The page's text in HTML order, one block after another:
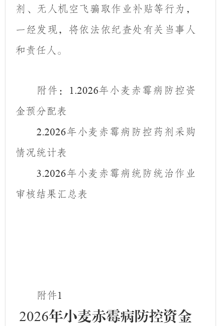
剂、无人机空飞骗取作业补贴等行为，
一经发现，将依法依纪查处有关当事人
和责任人。
附件 ： 1.2026年小麦赤霉病防控资
金预分配表
2.2026年小麦赤霉病防控药剂采购
情况统计表
3.2026年小麦赤霉病统防统治作业
审核结果汇总表
附件1
2026年小麦赤霉病防控资金